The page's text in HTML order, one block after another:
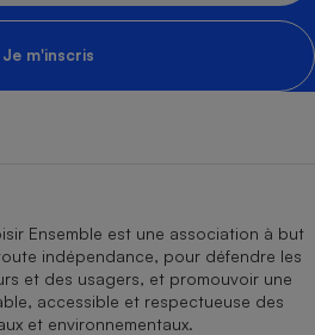
Je m'inscris
Ensemble est une association à but
indépendance, pour défendre les
et des usagers, et promouvoir une
accessible et respectueuse des
et environnementaux.